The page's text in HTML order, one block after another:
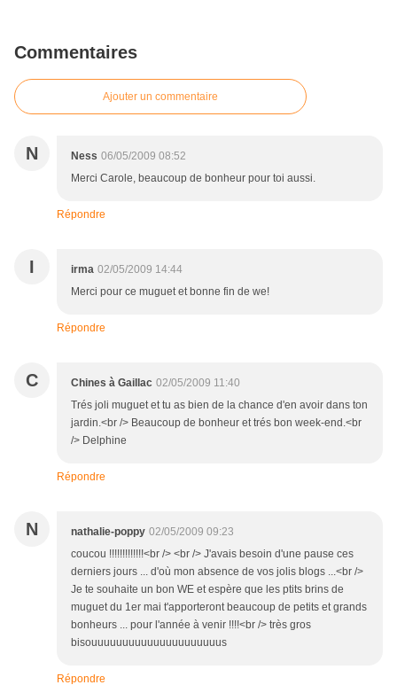
Commentaires
Ajouter un commentaire
N Ness 06/05/2009 08:52
Merci Carole, beaucoup de bonheur pour toi aussi.
Répondre
I irma 02/05/2009 14:44
Merci pour ce muguet et bonne fin de we!
Répondre
C Chines à Gaillac 02/05/2009 11:40
Trés joli muguet et tu as bien de la chance d'en avoir dans ton
jardin.<br /> Beaucoup de bonheur et trés bon week-end.<br
/> Delphine
Répondre
N nathalie-poppy 02/05/2009 09:23
coucou !!!!!!!!!!!!!<br /> <br /> J'avais besoin d'une pause ces
derniers jours ... d'où mon absence de vos jolis blogs ...<br />
Je te souhaite un bon WE et espère que les ptits brins de
muguet du 1er mai t'apporteront beaucoup de petits et grands
bonheurs ... pour l'année à venir !!!!<br /> très gros
bisouuuuuuuuuuuuuuuuuuuuus
Répondre